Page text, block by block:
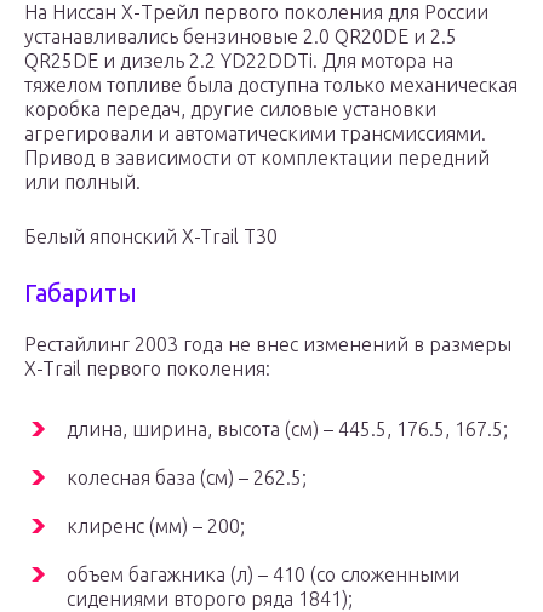
На Ниссан Х-Трейл первого поколения для России
устанавливались бензиновые 2.0 QR20DE и 2.5
QR25DE и дизель 2.2 YD22DDTi. Для мотора на
тяжелом топливе была доступна только механическая
коробка передач, другие силовые установки
агрегировали и автоматическими трансмиссиями.
Привод в зависимости от комплектации передний
или полный.
Белый японский X-Trail T30
Габариты
Рестайлинг 2003 года не внес изменений в размеры
X-Trail первого поколения:
длина, ширина, высота (см) – 445.5, 176.5, 167.5;
колесная база (см) – 262.5;
клиренс (мм) – 200;
объем багажника (л) – 410 (со сложенными
сидениями второго ряда 1841);